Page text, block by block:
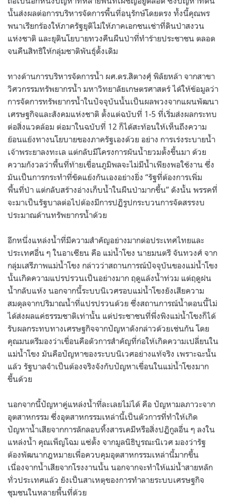
นั้นส่งผลต่อการบริหารจัดการพื้นที่อนุรักษ์โดยตรง ทั้งนี้คุณพร
พนาเรียกร้องให้ภาครัฐยุติไม่ให้ภาคเอกชนเช่าที่ดินป่าสงวน
แห่งชาติ และยุตินโยบายทวงคืนผืนป่าที่ทำร้ายประชาชน ตลอด
จนคืนสิทธิให้กลุ่มชาติพันธุ์ดั้งเดิม
ทางด้านการบริหารจัดการน้ำ ผศ.ดร.สิตางศุ์ พิลัยหล้า จากสาขา
วิศวกรรมทรัพยากรน้ำ มหาวิทยาลัยเกษตรศาสตร์ ได้ให้ข้อมูลว่า
การจัดการทรัพยากรน้ำในปัจจุบันนั้นเป็นผลพวงจากแผนพัฒนา
เศรษฐกิจและสังคมแห่งชาติ ตั้งแต่ฉบับที่ 1-5 ที่เริ่มส่งผลกระทบ
ต่อสิ่งแวดล้อม ต่อมาในฉบับที่ 12 ก็ได้สะท้อนให้เห็นถึงความ
ย้อนแย้งทางนโยบายของภาครัฐเองด้วย อย่าง การเร่งระบายน้ำ
เจ้าพระยาลงทะเล แต่กลับมีโครงการผันน้ำยวมตั้งขึ้นมา ด้วย
ความกังวลว่าพื้นที่ท้ายเขื่อนภูมิพลจะไม่มีน้ำเพียงพอใช้งาน ซึ่ง
มันเป็นการกระทำที่ขัดแย้งกันเองอย่างยิ่ง “รัฐที่ต้องการเพิ่ม
พื้นที่ป่า แต่กลับสร้างอ่างเก็บน้ำในผืนป่ามากขึ้น” ดังนั้น พรรคที่
จะมาเป็นรัฐบาลต่อไปต้องมีการปฏิรูปกระบวนการจัดสรรงบ
ประมาณด้านทรัพยากรน้ำด้วย
อีกหนึ่งแหล่งน้ำที่มีความสำคัญอย่างมากต่อประเทศไทยและ
ประเทศอื่น ๆ ในอาเซียน คือ แม่น้ำโขง นายมนตรี จันทวงศ์ จาก
กลุ่มเสรีภาพแม่น้ำโขง กล่าวว่าสถานการณ์ปัจจุบันของแม่น้ำโขง
นั้นเกิดความแปรปรวนเป็นอย่างมาก ฤดูแล้งน้ำท่วม แต่ฤดูฝน
น้ำกลับแห้ง นอกจากนี้ระบบนิเวศรอบแม่น้ำโขงยังเสียความ
สมดุลจากปริมาณน้ำที่แปรปรวนด้วย ซึ่งสถานการณ์น้ำตอนนี้ไม่
ได้ส่งผลแค่ธรรมชาติเท่านั้น แต่ประชาชนที่พึ่งพิงแม่น้ำโขงก็ได้
รับผลกระทบทางเศรษฐกิจจากปัญหาดังกล่าวด้วยเช่นกัน โดย
คุณมนตรีมองว่าเขื่อนคือตัวการสำคัญที่ก่อให้เกิดความเปลี่ยนใน
แม่น้ำโขง มันคือปัญหาของระบบนิเวศอย่างแท้จริง เพราะฉะนั้น
แล้ว รัฐบาลจำเป็นต้องจริงจังกับปัญหาเขื่อนในแม่น้ำโขงมาก
ขึ้นด้วย
นอกจากนี้ปัญหาคู่แหล่งน้ำที่ละเลยไม่ได้ คือ ปัญหามลภาวะจาก
อุตสาหกรรม ซึ่งอุตสาหกรรมเหล่านี้เป็นตัวการที่ทำให้เกิด
ปัญหาน้ำเสียจากการลักลอบทิ้งสารเคมีหรือสิ่งปฏิกูลอื่น ๆ ลงใน
แหล่งน้ำ คุณเพ็ญโฉม แซ่ตั้ง จากมูลนิธิบูรณะนิเวศ มองว่ารัฐ
ต้องพัฒนากฎหมายเพื่อควบคุมอุตสาหกรรมเหล่านี้มากขึ้น
เนื่องจากน้ำเสียจากโรงงานนั้น นอกจากจะทำให้แม่น้ำสายหลัก
ทั่วประเทศแล้ว ยังเป็นสาเหตุของการทำลายระบบเศรษฐกิจ
ชุมชนในหลายพื้นที่ด้วย